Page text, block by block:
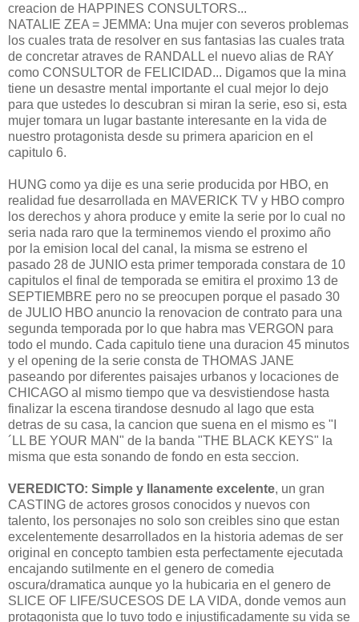
creacion de HAPPINES CONSULTORS...
NATALIE ZEA = JEMMA: Una mujer con severos problemas
los cuales trata de resolver en sus fantasias las cuales trata
de concretar atraves de RANDALL el nuevo alias de RAY
como CONSULTOR de FELICIDAD... Digamos que la mina
tiene un desastre mental importante el cual mejor lo dejo
para que ustedes lo descubran si miran la serie, eso si, esta
mujer tomara un lugar bastante interesante en la vida de
nuestro protagonista desde su primera aparicion en el
capitulo 6.
HUNG como ya dije es una serie producida por HBO, en
realidad fue desarrollada en MAVERICK TV y HBO compro
los derechos y ahora produce y emite la serie por lo cual no
seria nada raro que la terminemos viendo el proximo año
por la emision local del canal, la misma se estreno el
pasado 28 de JUNIO esta primer temporada constara de 10
capitulos el final de temporada se emitira el proximo 13 de
SEPTIEMBRE pero no se preocupen porque el pasado 30
de JULIO HBO anuncio la renovacion de contrato para una
segunda temporada por lo que habra mas VERGON para
todo el mundo. Cada capitulo tiene una duracion 45 minutos
y el opening de la serie consta de THOMAS JANE
paseando por diferentes paisajes urbanos y locaciones de
CHICAGO al mismo tiempo que va desvistiendose hasta
finalizar la escena tirandose desnudo al lago que esta
detras de su casa, la cancion que suena en el mismo es "I
´LL BE YOUR MAN" de la banda "THE BLACK KEYS" la
misma que esta sonando de fondo en esta seccion.
VEREDICTO: Simple y llanamente excelente, un gran
CASTING de actores grosos conocidos y nuevos con
talento, los personajes no solo son creibles sino que estan
excelentemente desarrollados en la historia ademas de ser
original en concepto tambien esta perfectamente ejecutada
encajando sutilmente en el genero de comedia
oscura/dramatica aunque yo la hubicaria en el genero de
SLICE OF LIFE/SUCESOS DE LA VIDA, donde vemos aun
protagonista que lo tuvo todo e injustificadamente su vida se